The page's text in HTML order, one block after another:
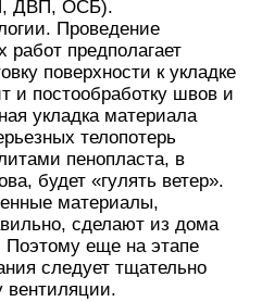
ДВП, ОСБ).
Проведение
работ предполагает
поверхности к укладке
и постообработку швов и
укладка материала
телопотерь
пенопласта, в
будет «гулять ветер».
материалы,
сделают из дома
еще на этапе
следует тщательно
вентиляции.